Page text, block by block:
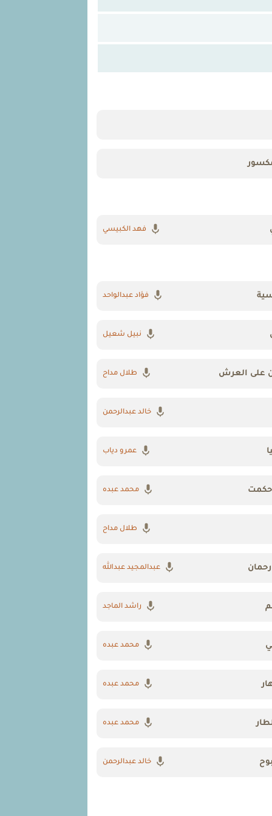
فهد الكبيسي
فؤاد عبدالواحد
نبيل شعيل
على العرش طلال مداح
خالد عبدالرحمن
عمرو دياب
حكمت محمد عبده
طلال مداح
عبدالمجيد عبدالله
راشد الماجد
محمد عبده
محمد عبده
محمد عبده
خالد عبدالرحمن